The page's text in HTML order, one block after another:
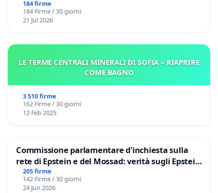
ROMA
184 firme
184 Firme / 30 giorni
21 Jul 2026
LE TERME CENTRALI MINERALI DI SOFIA – RIAPRIRE
COME BAGNO
3 510 firme
162 Firme / 30 giorni
12 Feb 2025
Commissione parlamentare d'inchiesta sulla
rete di Epstein e del Mossad: verità sugli Epstein
Files
205 firme
142 Firme / 30 giorni
24 Jun 2026